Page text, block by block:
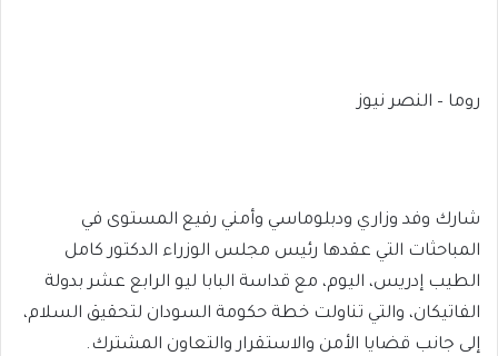
روما – النصر نيوز
شارك وفد وزاري ودبلوماسي وأمني رفيع المستوى في
المباحثات التي عقدها رئيس مجلس الوزراء الدكتور كامل
الطيب إدريس، اليوم، مع قداسة البابا ليو الرابع عشر بدولة
الفاتيكان، والتي تناولت خطة حكومة السودان لتحقيق السلام،
إلى جانب قضايا الأمن والاستقرار والتعاون المشترك.